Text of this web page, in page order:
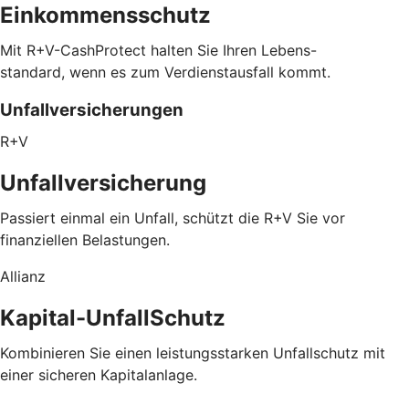
Einkommensschutz
Mit R+V-CashProtect halten Sie Ihren Lebens-
standard, wenn es zum Verdienstausfall kommt.
Unfallversicherungen
R+V
Unfallversicherung
Passiert einmal ein Unfall, schützt die R+V Sie vor
finanziellen Belastungen.
Allianz
Kapital-UnfallSchutz
Kombinieren Sie einen leistungsstarken Unfallschutz mit
einer sicheren Kapitalanlage.